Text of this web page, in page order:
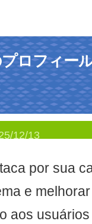
ロフィー
12/13
por sua
e
aos